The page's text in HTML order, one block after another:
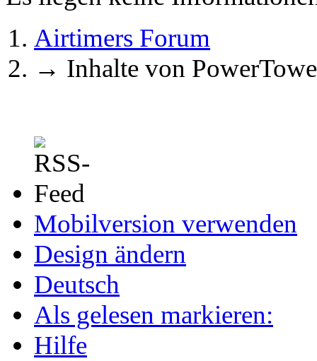
Airtimers Forum
→ Inhalte von
Mobilversion verwenden
Design ändern
Deutsch
Als gelesen markieren:
Hilfe